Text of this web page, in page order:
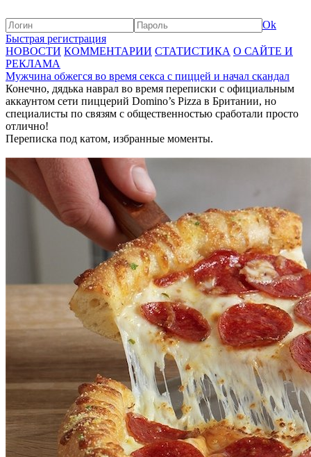
Ok
Быстрая регистрация
НОВОСТИ КОММЕНТАРИИ СТАТИСТИКА О САЙТЕ И
РЕКЛАМА
Мужчина обжегся во время секса с пиццей и начал скандал
Конечно, дядька наврал во время переписки с официальным
аккаунтом сети пиццерий Domino’s Pizza в Британии, но
специалисты по связям с общественностью сработали просто
отлично!
Переписка под катом, избранные моменты.